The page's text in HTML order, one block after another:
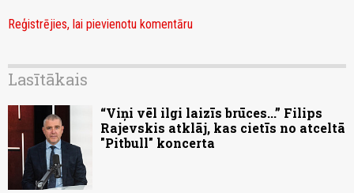
Reģistrējies, lai pievienotu komentāru
Lasītākais
“Viņi vēl ilgi laizīs brūces...” Filips
Rajevskis atklāj, kas cietīs no atceltā
"Pitbull" koncerta